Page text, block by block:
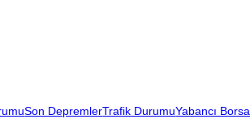
Son DepremlerTrafik DurumuYabancı Borsa